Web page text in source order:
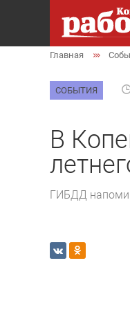
Главная
СОБЫТИЯ
В
ГИБДД